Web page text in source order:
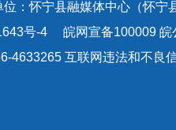
位：怀宁县融媒体中心（怀
号-4 皖网宣备100009 皖
4633265 互联网违法和不良